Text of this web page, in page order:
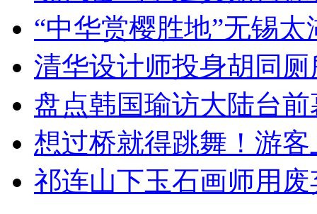
“中华赏樱胜地”无锡
清华设计师投身胡同
盘点韩国瑜访大陆台
想过桥就得跳舞！游客
祁连山下玉石画师用